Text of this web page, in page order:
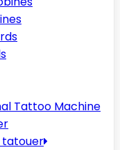
Tattoo Machine
tatouer